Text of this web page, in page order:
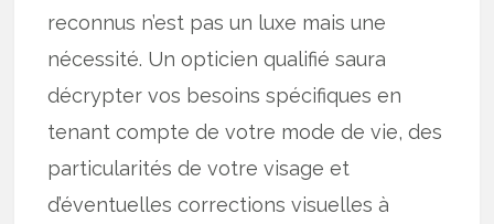
reconnus n’est pas un luxe mais une
nécessité. Un opticien qualifié saura
décrypter vos besoins spécifiques en
tenant compte de votre mode de vie, des
particularités de votre visage et
d’éventuelles corrections visuelles à